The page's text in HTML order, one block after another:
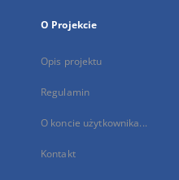
O Projekcie
Opis projektu
Regulamin
O koncie użytkownika...
Kontakt